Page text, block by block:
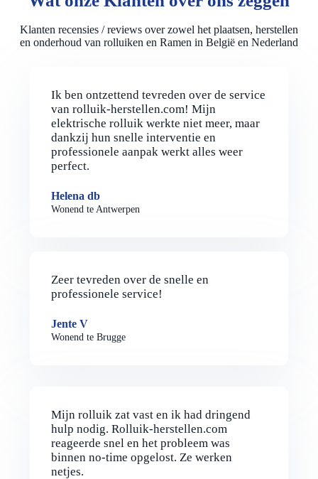
Klanten recensies / reviews over zowel het plaatsen, herstellen
en onderhoud van rolluiken en Ramen in België en Nederland
Ik ben ontzettend tevreden over de service
van rolluik-herstellen.com! Mijn
elektrische rolluik werkte niet meer, maar
dankzij hun snelle interventie en
professionele aanpak werkt alles weer
perfect.
Helena db
Wonend te Antwerpen
Zeer tevreden over de snelle en
professionele service!
Jente V
Wonend te Brugge
Mijn rolluik zat vast en ik had dringend
hulp nodig. Rolluik-herstellen.com
reageerde snel en het probleem was
binnen no-time opgelost. Ze werken
netjes.